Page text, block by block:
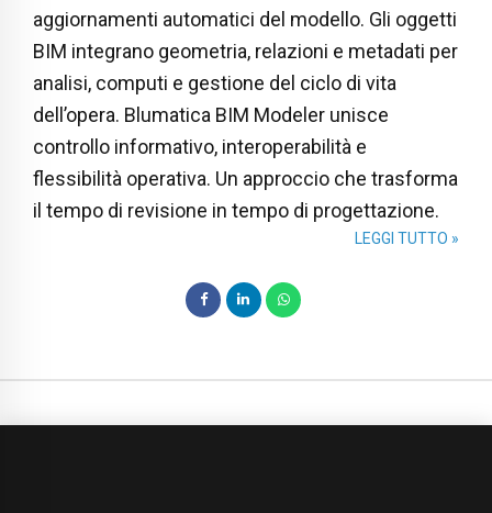
aggiornamenti automatici del modello. Gli oggetti
BIM integrano geometria, relazioni e metadati per
analisi, computi e gestione del ciclo di vita
dell’opera. Blumatica BIM Modeler unisce
controllo informativo, interoperabilità e
flessibilità operativa. Un approccio che trasforma
il tempo di revisione in tempo di progettazione.
LEGGI TUTTO »